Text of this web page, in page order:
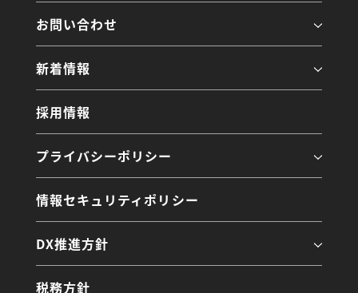
お問い合わせ
新着情報
採用情報
プライバシーポリシー
情報セキュリティポリシー
DX推進方針
税務方針